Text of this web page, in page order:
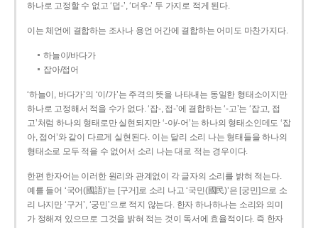
하나로 고정할 수 없고 ‘덥-’, ‘더우-’ 두 가지로 적게 된다.
이는 체언에 결합하는 조사나 용언 어간에 결합하는 어미도 마찬가지다.
하늘이/바다가
잡아/접어
‘하늘이, 바다가’의 ‘이/가’는 주격의 뜻을 나타내는 동일한 형태소이지만
하나로 고정해서 적을 수가 없다. ‘잡-, 접-’에 결합하는 ‘-고’는 ‘잡고, 접
고’처럼 하나의 형태로만 실현되지만 ‘-아/-어’는 하나의 형태소인데도 ‘잡
아, 접어’와 같이 다르게 실현된다. 이는 달리 소리 나는 형태들을 하나의
형태소로 모두 적을 수 없어서 소리 나는 대로 적는 경우이다.
한편 한자어는 이러한 원리와 관계없이 각 글자의 소리를 밝혀 적는다.
예를 들어 ‘국어(國語)’는 [구거]로 소리 나고 ‘국민(國民)’은 [궁민]으로 소
리 나지만 ‘구거’, ‘궁민’으로 적지 않는다. 한자 하나하나는 소리와 의미
가 정해져 있으므로 그것을 밝혀 적는 것이 독서에 효율적이다. 즉 한자